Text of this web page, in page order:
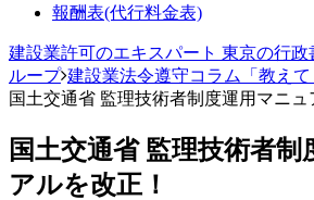
報酬表(代行料金表)
建設業許可のエキスパート 東京の行
ループ 建設業法令遵守コラム「教えて
国土交通省 監理技術者制度運用マニュ
国土交通省 監理技術者制
アルを改正！